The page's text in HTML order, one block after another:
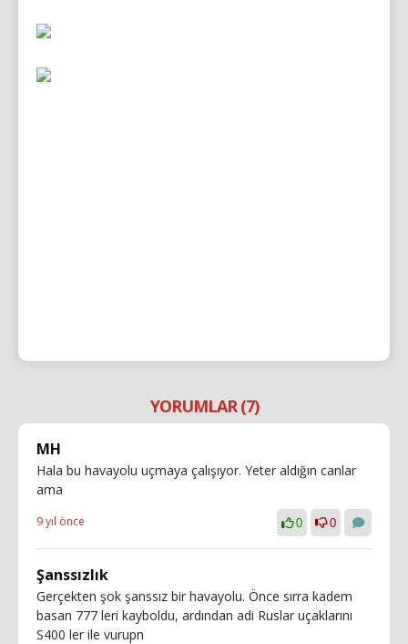
YORUMLAR (7)
MH
Hala bu havayolu uçmaya çalışıyor. Yeter aldığın canlar
ama
9 yıl önce 0 0
Şanssızlık
Gerçekten şok şanssız bir havayolu. Önce sırra kadem
basan 777 leri kayboldu, ardından adi Ruslar uçaklarını
S400 ler ile vurupn